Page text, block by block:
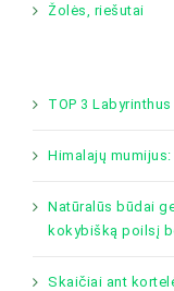
Žolės, riešutai
TOP 3
Himalajų
Natūralūs būdai
kokybišką poilsį
Skaičiai ant